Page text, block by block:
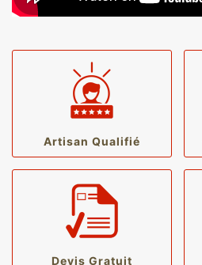
Artisan Qualifié
Devis Gratuit